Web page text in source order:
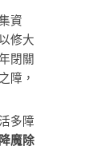
資
修大
閉關
障，
多障
降魔除